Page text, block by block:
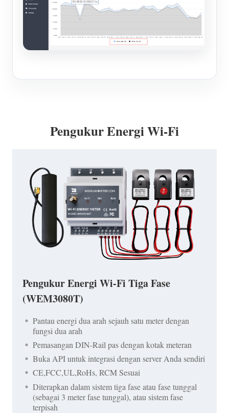
Pengukur Energi Wi-Fi
Pengukur Energi Wi-Fi Tiga Fase
(WEM3080T)
Pantau energi dua arah sejauh satu meter dengan
fungsi dua arah
Pemasangan DIN-Rail pas dengan kotak meteran
Buka API untuk integrasi dengan server Anda sendiri
CE,FCC,UL,RoHs, RCM Sesuai
Diterapkan dalam sistem tiga fase atau fase tunggal
(sebagai 3 meter fase tunggal), atau sistem fase
terpisah